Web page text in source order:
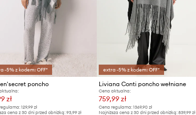
-5% z kodem: OFF*
poncho
zł
129,99 zł
cena z 30 dni przed obniżką: 93,99 zł
extra -5% z kodem: OFF*
Liviana Conti poncho wełniane
Cena aktualna:
759,99 zł
Cena regularna: 1369,90 zł
Najniższa cena z 30 dni przed obniżką: 839,99 zł